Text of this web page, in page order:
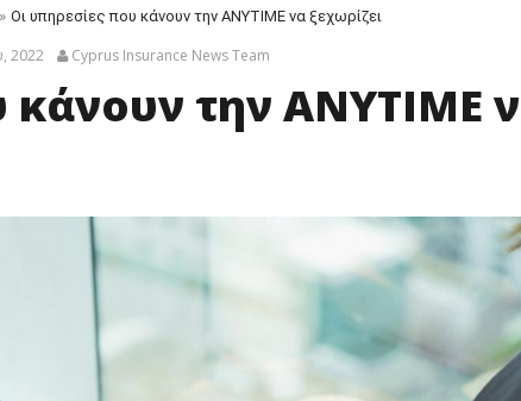
» Οι υπηρεσίες που κάνουν την ANYTIME να ξεχωρίζει
2022 Cyprus Insurance News Team
την ANYTIME